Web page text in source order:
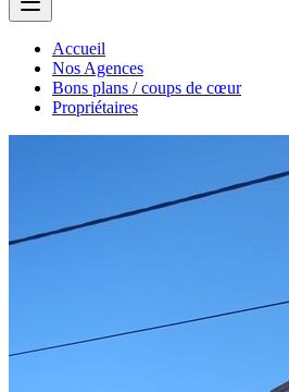
Accueil
Nos Agences
Bons plans / coups de cœur
Propriétaires